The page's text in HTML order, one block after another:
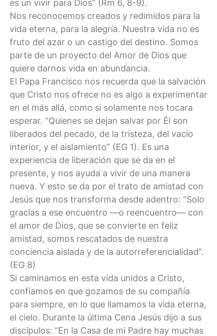
es un vivir para Dios” (Rm 6, 8-9).
Nos reconocemos creados y redimidos para la
vida eterna, para la alegría. Nuestra vida no es
fruto del azar o un castigo del destino. Somos
parte de un proyecto del Amor de Dios que
quiere darnos vida en abundancia.
El Papa Francisco nos recuerda que la salvación
que Cristo nos ofrece no es algo a experimentar
en el más allá, como si solamente nos tocara
esperar. “Quienes se dejan salvar por Él son
liberados del pecado, de la tristeza, del vacío
interior, y el aislamiento” (EG 1). Es una
experiencia de liberación que se da en el
presente, y nos ayuda a vivir de una manera
nueva. Y esto se da por el trato de amistad con
Jesús que nos transforma desde adentro: “Solo
gracias a ese encuentro —o reencuentro— con
el amor de Dios, que se convierte en feliz
amistad, somos rescatados de nuestra
conciencia aislada y de la autorreferencialidad”.
(EG 8)
Si caminamos en esta vida unidos a Cristo,
confiamos en que gozamos de su compañía
para siempre, en lo que llamamos la vida eterna,
el cielo. Durante la última Cena Jesús dijo a sus
discípulos: “En la Casa de mi Padre hay muchas